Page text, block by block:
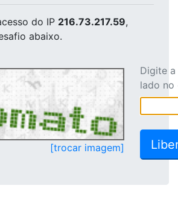
do IP 216.73.217.59,
abaixo.
[trocar imagem]
Digite
lado no